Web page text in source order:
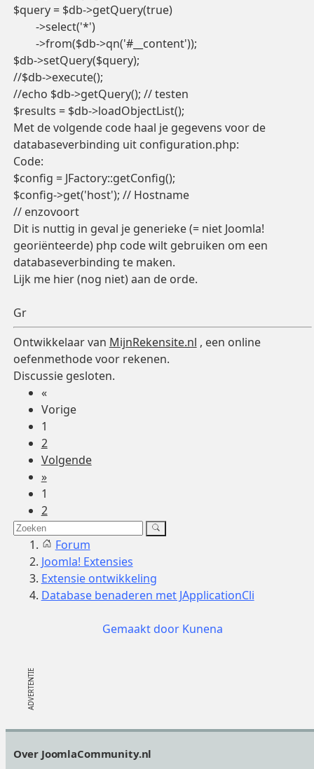
$query = $db->getQuery(true)
$db->setQuery($query);
//$db->execute();
//echo $db->getQuery(); // testen
$results = $db->loadObjectList();
Met de volgende code haal je gegevens voor de
databaseverbinding uit configuration.php:
Code:
$config = JFactory::getConfig();
$config->get('host'); // Hostname
// enzovoort
Dit is nuttig in geval je generieke (= niet Joomla!
georiënteerde) php code wilt gebruiken om een
databaseverbinding te maken.
Lijk me hier (nog niet) aan de orde.
Gr
Ontwikkelaar van MijnRekensite.nl , een online
oefenmethode voor rekenen.
Discussie gesloten.
«
Vorige
1
2
Volgende
»
1
2
Forum
Joomla! Extensies
Extensie ontwikkeling
Database benaderen met JApplicationCli
Gemaakt door Kunena
Over JoomlaCommunity.nl